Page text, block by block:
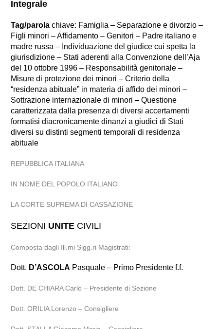
Integrale
Tag/parola chiave: Famiglia – Separazione e divorzio –
Figli minori – Affidamento – Genitori – Padre italiano e
madre russa – Individuazione del giudice cui spetta la
giurisdizione – Stati aderenti alla Convenzione dell’Aja
del 10 ottobre 1996 – Responsabilità genitoriale –
Misure di protezione dei minori – Criterio della
“residenza abituale” in materia di affido dei minori –
Sottrazione internazionale di minori – Questione
caratterizzata dalla presenza di diversi accertamenti
formatisi diacronicamente dinanzi a giudici di Stati
diversi su distinti segmenti temporali di residenza
abituale
REPUBBLICA ITALIANA
IN NOME DEL POPOLO ITALIANO
LA CORTE SUPREMA DI CASSAZIONE
SEZIONI UNITE CIVILI
Composta dagli Ill.mi Sigg.ri Magistrati:
Dott. D’ASCOLA Pasquale – Primo Presidente f.f.
Dott. DE CHIARA Carlo – Presidente di Sezione
Dott. ORILIA Lorenzo – Consigliere